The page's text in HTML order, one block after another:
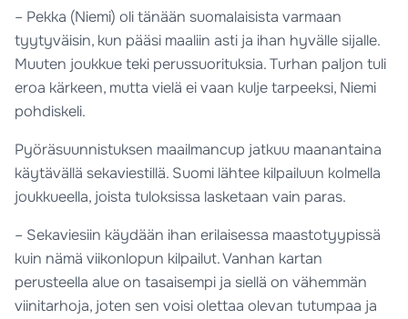
– Pekka (Niemi) oli tänään suomalaisista varmaan
tyytyväisin, kun pääsi maaliin asti ja ihan hyvälle sijalle.
Muuten joukkue teki perussuorituksia. Turhan paljon tuli
eroa kärkeen, mutta vielä ei vaan kulje tarpeeksi, Niemi
pohdiskeli.
Pyöräsuunnistuksen maailmancup jatkuu maanantaina
käytävällä sekaviestillä. Suomi lähtee kilpailuun kolmella
joukkueella, joista tuloksissa lasketaan vain paras.
– Sekaviesiin käydään ihan erilaisessa maastotyypissä
kuin nämä viikonlopun kilpailut. Vanhan kartan
perusteella alue on tasaisempi ja siellä on vähemmän
viinitarhoja, joten sen voisi olettaa olevan tutumpaa ja